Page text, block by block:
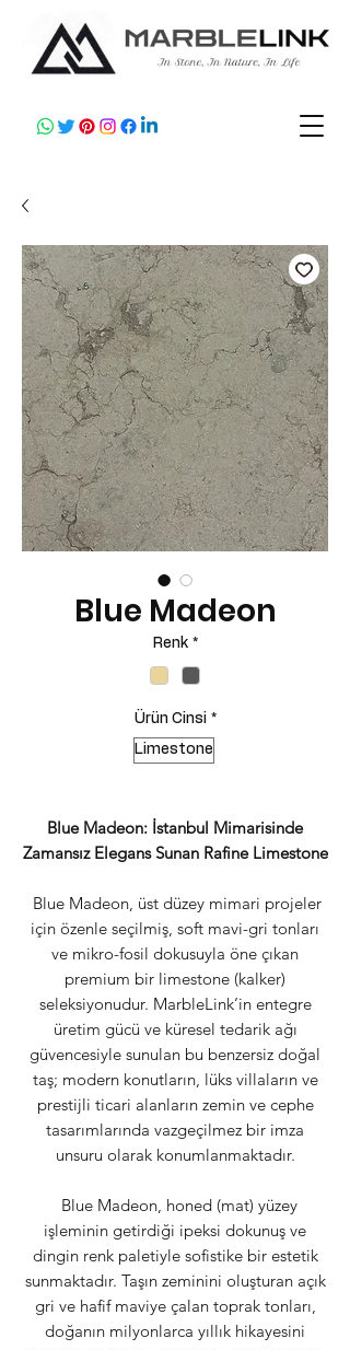
Blue Madeon
Renk *
Ürün Cinsi *
Limestone
Blue Madeon: İstanbul Mimarisinde
Zamansız Elegans Sunan Rafine Limestone
Blue Madeon, üst düzey mimari projeler
için özenle seçilmiş, soft mavi-gri tonları
ve mikro-fosil dokusuyla öne çıkan
premium bir limestone (kalker)
seleksiyonudur. MarbleLink’in entegre
üretim gücü ve küresel tedarik ağı
güvencesiyle sunulan bu benzersiz doğal
taş; modern konutların, lüks villaların ve
prestijli ticari alanların zemin ve cephe
tasarımlarında vazgeçilmez bir imza
unsuru olarak konumlanmaktadır.
Blue Madeon, honed (mat) yüzey
işleminin getirdiği ipeksi dokunuş ve
dingin renk paletiyle sofistike bir estetik
sunmaktadır. Taşın zeminini oluşturan açık
gri ve hafif maviye çalan toprak tonları,
doğanın milyonlarca yıllık hikayesini